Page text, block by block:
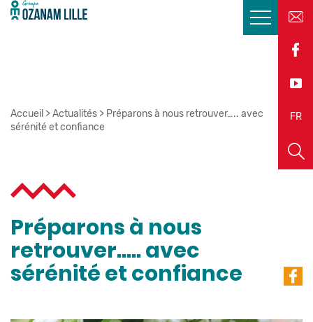
FR
EN
Accueil >Actualités > Préparons à nous retrouver….. avec
sérénité et confiance
Préparons à nous
retrouver….. avec
sérénité et confiance